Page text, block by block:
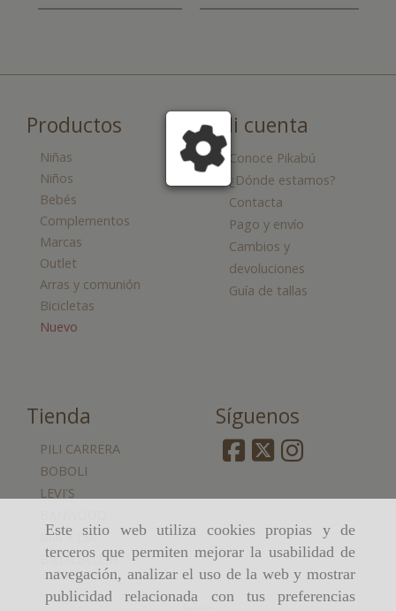
Este sitio web utiliza cookies propias y de
terceros que permiten mejorar la usabilidad de
navegación, analizar el uso de la web y mostrar
publicidad relacionada con tus preferencias
Productos
Niñas
Niños
Bebés
Complementos
Marcas
Outlet
Arras y comunión
Bicicletas
Nuevo
Mi cuenta
Conoce Pikabú
¿Dónde estamos?
Contacta
Pago y envío
Cambios y
devoluciones
Guía de tallas
Tienda
PILI CARRERA
BOBOLI
LEVI'S
MIA Y LIA
BILLIEBLUSH
Síguenos